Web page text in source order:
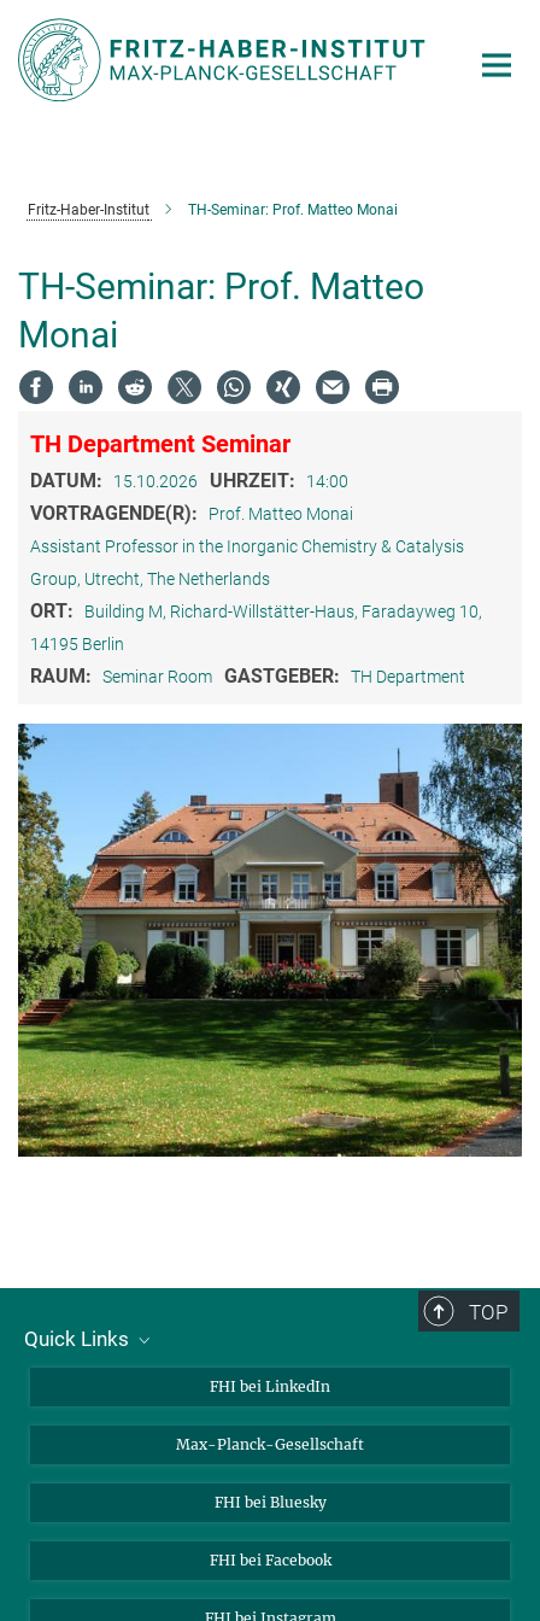
Hauptinhalt
Fritz-Haber-Institut TH-Seminar: Prof. Matteo Monai
TH-Seminar: Prof. Matteo
Monai
TH Department Seminar
DATUM: 15.10.2026 UHRZEIT: 14:00
VORTRAGENDE(R):
Prof. Matteo Monai
Assistant Professor in the Inorganic Chemistry & Catalysis
Group, Utrecht, The Netherlands
ORT:
Building M, Richard-Willstätter-Haus, Faradayweg 10,
14195 Berlin
RAUM: Seminar Room GASTGEBER: TH Department
TOP
Quick Links
Kontakt
Stellenangebote
FHI bei LinkedIn
Max-Planck-Gesellschaft
FHI bei Bluesky
FHI bei Facebook